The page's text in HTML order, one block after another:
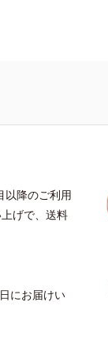
ウ）エキスとは、
以降のご利用
げで、送料
にお届けい